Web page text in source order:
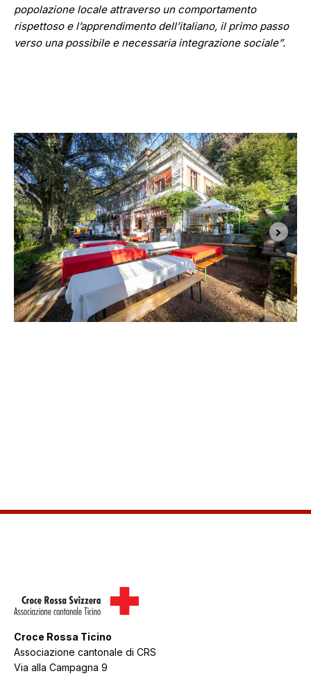
popolazione locale attraverso un comportamento
rispettoso e l’apprendimento dell’italiano, il primo passo
verso una possibile e necessaria integrazione sociale”.
Croce Rossa Ticino
Associazione cantonale di CRS
Via alla Campagna 9